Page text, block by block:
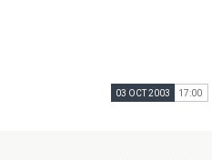
03 OCT 2003 17:00